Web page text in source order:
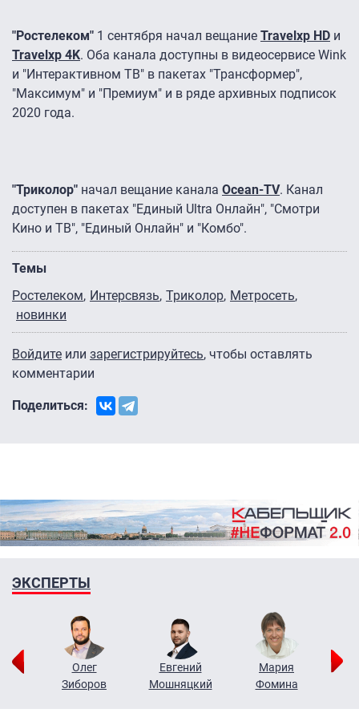
"Ростелеком" 1 сентября начал вещание Travelxp HD и
Travelxp 4K. Оба канала доступны в видеосервисе Wink
и "Интерактивном ТВ" в пакетах "Трансформер",
"Максимум" и "Премиум" и в ряде архивных подписок
2020 года.
"Триколор" начал вещание канала Ocean-TV. Канал
доступен в пакетах "Единый Ultra Онлайн", "Смотри
Кино и ТВ", "Единый Онлайн" и "Комбо".
Темы
Ростелеком
Интерсвязь Триколор Метросеть
новинки
Войдите или зарегистрируйтесь, чтобы оставлять
комментарии
Поделиться:
ЭКСПЕРТЫ
Олег
Зиборов
Евгений
Мошняцкий
Мария
Фомина